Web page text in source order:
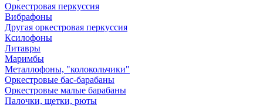
Оркестровая перкуссия
Вибрафоны
Другая оркестровая перкуссия
Ксилофоны
Литавры
Маримбы
Металлофоны, "колокольчики"
Оркестровые бас-барабаны
Оркестровые малые барабаны
Палочки, щетки, рюты